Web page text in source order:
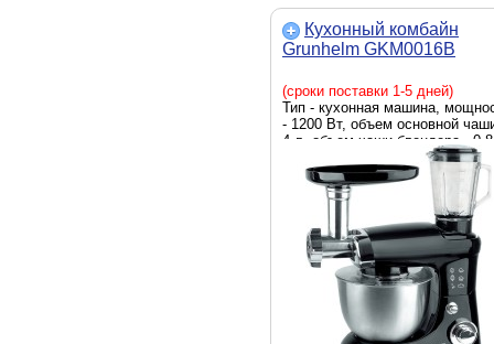
Кухонный комбайн
Grunhelm GKM0016B
(сроки поставки 1-5 дней)
Тип - кухонная машина,
- 1200 Вт, объем основной
4 л, объем чаши блендера -
функции - смешивание,
замешивание теста, блендер,
мясорубка, габариты - 48.2 х
х 21.6 см, Цвет - черный